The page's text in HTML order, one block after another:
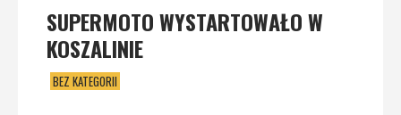
SUPERMOTO WYSTARTOWAŁO W
KOSZALINIE
BEZ KATEGORII